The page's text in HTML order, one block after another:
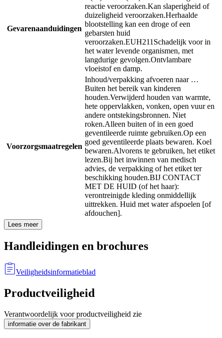
Gevarenaanduidingen
reactie veroorzaken.Kan slaperigheid of
duizeligheid veroorzaken.Herhaalde
blootstelling kan een droge of een
gebarsten huid
veroorzaken.EUH211 Schadelijk voor in
het water levende organismen, met
langdurige gevolgen.Ontvlambare
vloeistof en damp.
Voorzorgsmaatregelen
Inhoud/verpakking afvoeren naar …
Buiten het bereik van kinderen
houden.Verwijderd houden van warmte,
hete oppervlakken, vonken, open vuur en
andere ontstekingsbronnen. Niet
roken.Alleen buiten of in een goed
geventileerde ruimte gebruiken.Op een
goed geventileerde plaats bewaren. Koel
bewaren.Alvorens te gebruiken, het etiket
lezen.Bij het inwinnen van medisch
advies, de verpakking of het etiket ter
beschikking houden.BIJ CONTACT
MET DE HUID (of het haar):
verontreinigde kleding onmiddellijk
uittrekken. Huid met water afspoelen [of
afdouchen].
Lees meer
Handleidingen en brochures
Veiligheidsinformatieblad
Productveiligheid
Verantwoordelijk voor productveiligheid zie
informatie over de fabrikant